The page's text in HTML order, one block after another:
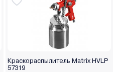
Краскораспылитель Matrix HVLP
57319